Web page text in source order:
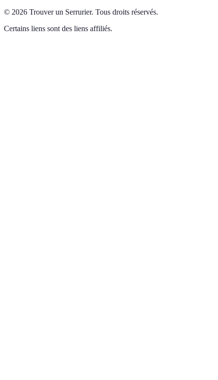
© 2026 Trouver un Serrurier. Tous droits réservés.
Certains liens sont des liens affiliés.